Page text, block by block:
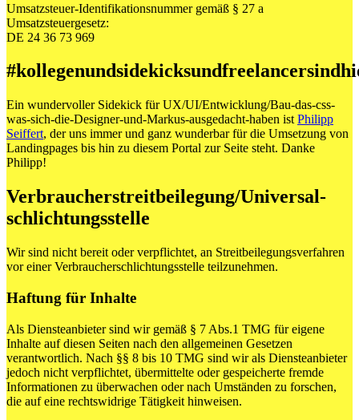
Umsatzsteuer-Identifikationsnummer gemäß § 27 a
Umsatzsteuergesetz:
DE 24 36 73 969
Ein wundervoller Sidekick für UX/UI/Entwicklung/Bau-das-css-
was-sich-die-Designer-und-Markus-ausgedacht-haben ist Philipp
Seiffert, der uns immer und ganz wunderbar für die Umsetzung von
Landingpages bis hin zu diesem Portal zur Seite steht. Danke
Philipp!
Verbraucher­streit­beilegung/Universal­
schlichtungs­stelle
Wir sind nicht bereit oder verpflichtet, an Streitbeilegungsverfahren
vor einer Verbraucherschlichtungsstelle teilzunehmen.
Haftung für Inhalte
Als Diensteanbieter sind wir gemäß § 7 Abs.1 TMG für eigene
Inhalte auf diesen Seiten nach den allgemeinen Gesetzen
verantwortlich. Nach §§ 8 bis 10 TMG sind wir als Diensteanbieter
jedoch nicht verpflichtet, übermittelte oder gespeicherte fremde
Informationen zu überwachen oder nach Umständen zu forschen,
die auf eine rechtswidrige Tätigkeit hinweisen.